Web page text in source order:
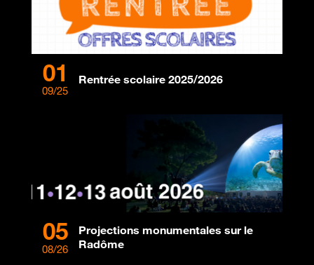
01
09/25
Rentrée scolaire 2025/2026
05
08/26
Projections monumentales sur le
Radôme